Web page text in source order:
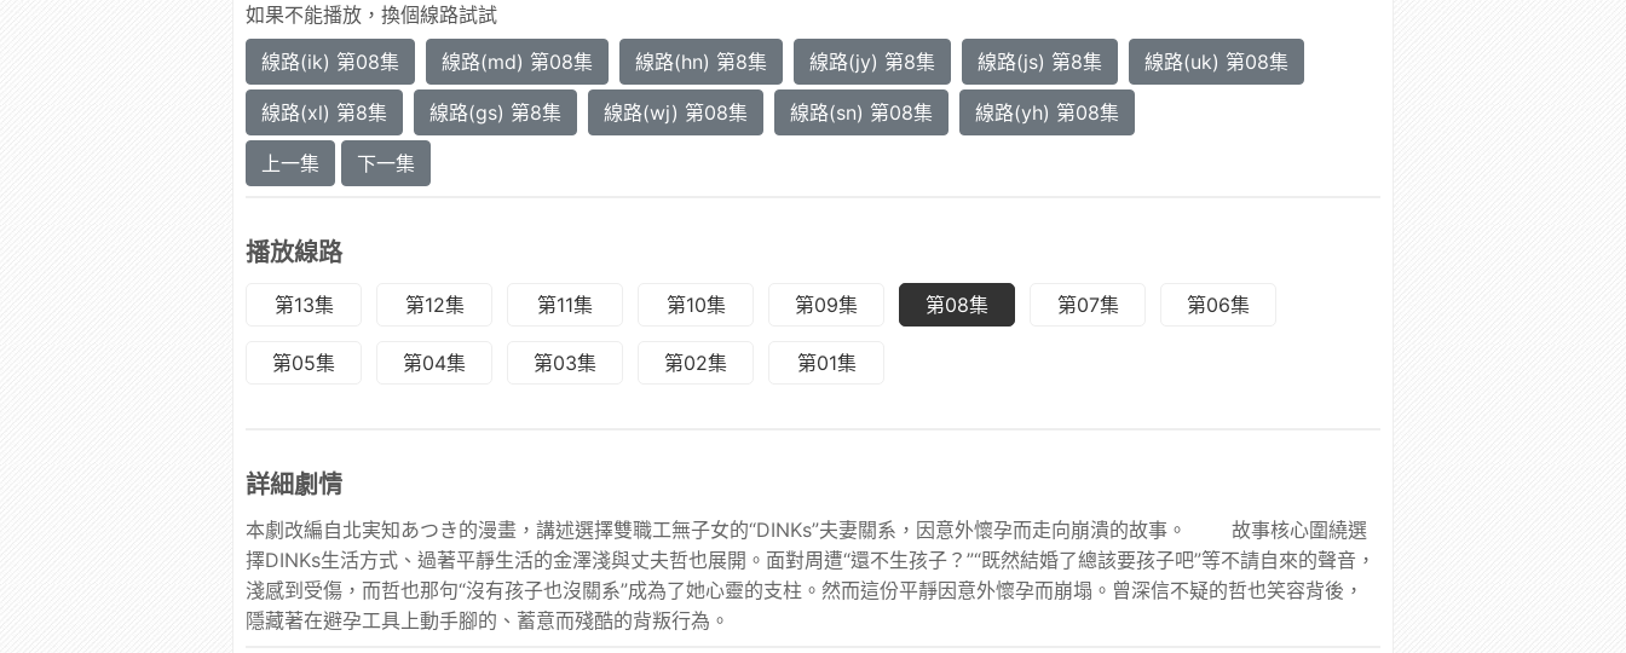
如果不能播放，換個線路試試
線路(ik) 第08集
線路(md) 第08集 線路(hn) 第8集 線路(jy) 第8集 線路(js) 第8集 線路(uk) 第08集
線路(xl) 第8集 線路(gs) 第8集 線路(wj) 第08集 線路(sn) 第08集 線路(yh) 第08集
上一集 下一集
播放線路
第13集 第12集 第11集 第10集 第09集 第08集 第07集 第06集
第05集 第04集 第03集 第02集 第01集
詳細劇情
本劇改編自北実知あつき的漫畫，講述選擇雙職工無子女的“DINKs”夫妻關系，因意外懷孕而走向崩潰的故事。 故事核心圍繞選
擇DINKs生活方式、過著平靜生活的金澤淺與丈夫哲也展開。面對周遭“還不生孩子？”“既然結婚了總該要孩子吧”等不請自來的聲音，
淺感到受傷，而哲也那句“沒有孩子也沒關系”成為了她心靈的支柱。然而這份平靜因意外懷孕而崩塌。曾深信不疑的哲也笑容背後，
隱藏著在避孕工具上動手腳的、蓄意而殘酷的背叛行為。